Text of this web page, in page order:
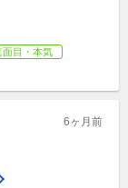
面目・本気
6ヶ月前